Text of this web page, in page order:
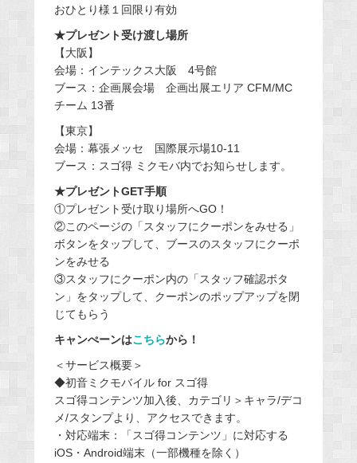
おひとり様１回限り有効
★プレゼント受け渡し場所
【大阪】
会場：インテックス大阪 4号館
ブース：企画展会場 企画出展エリア CFM/MC
チーム 13番
【東京】
会場：幕張メッセ 国際展示場10-11
ブース：スゴ得 ミクモバ内でお知らせします。
★プレゼントGET手順
①プレゼント受け取り場所へGO！
②このページの「スタッフにクーポンをみせる」
ボタンをタップして、ブースのスタッフにクーポ
ンをみせる
③スタッフにクーポン内の「スタッフ確認ボタ
ン」をタップして、クーポンのポップアップを閉
じてもらう
キャンぺーンはこちらから！
＜サービス概要＞
◆初音ミクモバイル for スゴ得
スゴ得コンテンツ加入後、カテゴリ＞キャラ/デコ
メ/スタンプより、アクセスできます。
・対応端末：「スゴ得コンテンツ」に対応する
iOS・Android端末（一部機種を除く）